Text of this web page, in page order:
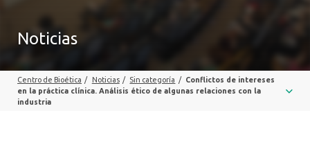
Noticias
Centro de Bioética / Noticias / Sin categoría /
Conflictos de intereses
en la práctica clínica. Análisis ético de algunas relaciones con la
industria